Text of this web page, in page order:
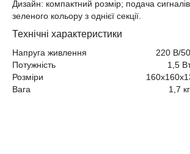
Дизайн: компактний розмір; подача
зеленого кольору з однієї секції.
Технічні характеристики
Напруга живлення
220 В/
Потужність
1,5
Розміри
Вага
1,7 кг